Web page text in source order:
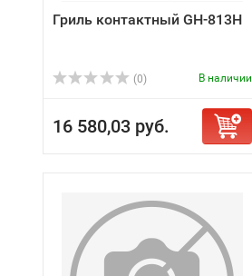
Гриль контактный GH-813H
(0) В наличии
16 580,03 руб.